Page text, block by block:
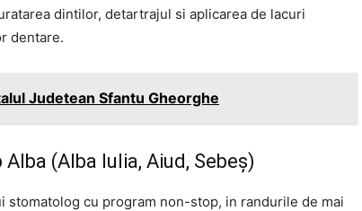
dintilor, detartrajul si aplicarea de lacuri
dentare.
Judetean Sfantu Gheorghe
(Alba Iulia, Aiud, Sebeș)
cu program non-stop, in randurile de mai